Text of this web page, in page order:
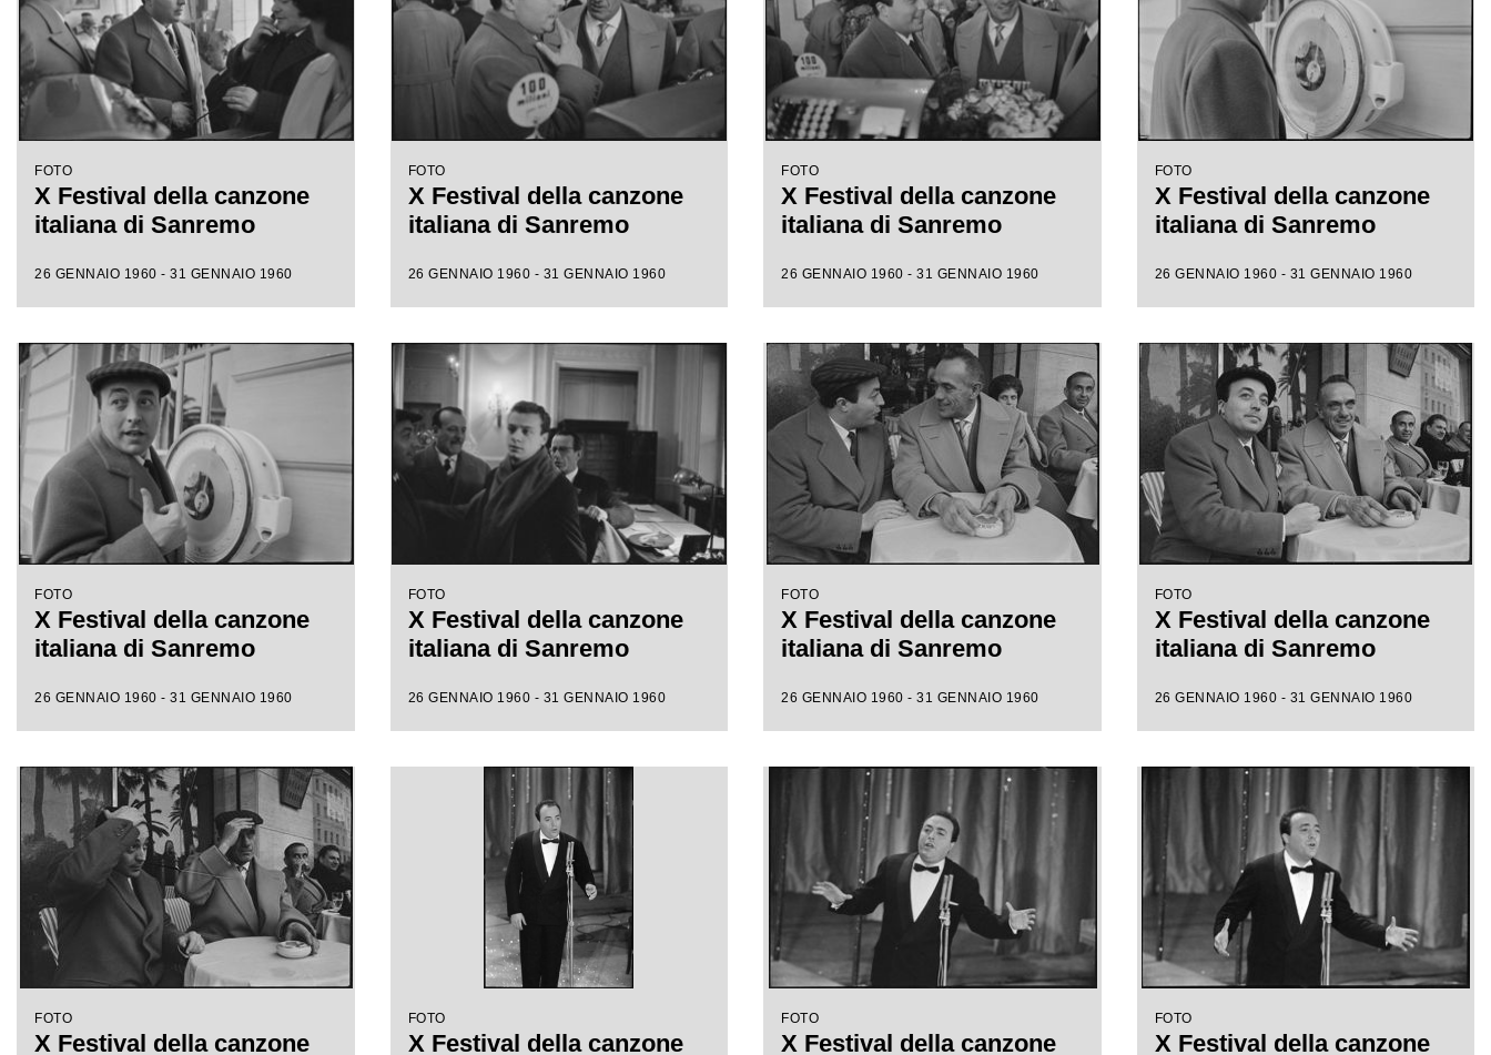
FOTO
X Festival della canzone
italiana di Sanremo
26 GENNAIO 1960 - 31 GENNAIO 1960
FOTO
X Festival della canzone
italiana di Sanremo
26 GENNAIO 1960 - 31 GENNAIO 1960
FOTO
X Festival della canzone
italiana di Sanremo
26 GENNAIO 1960 - 31 GENNAIO 1960
FOTO
X Festival della canzone
italiana di Sanremo
26 GENNAIO 1960 - 31 GENNAIO 1960
FOTO
X Festival della canzone
italiana di Sanremo
26 GENNAIO 1960 - 31 GENNAIO 1960
FOTO
X Festival della canzone
italiana di Sanremo
26 GENNAIO 1960 - 31 GENNAIO 1960
FOTO
X Festival della canzone
italiana di Sanremo
26 GENNAIO 1960 - 31 GENNAIO 1960
FOTO
X Festival della canzone
italiana di Sanremo
26 GENNAIO 1960 - 31 GENNAIO 1960
FOTO
X Festival della canzone
FOTO
X Festival della canzone
FOTO
X Festival della canzone
FOTO
X Festival della canzone